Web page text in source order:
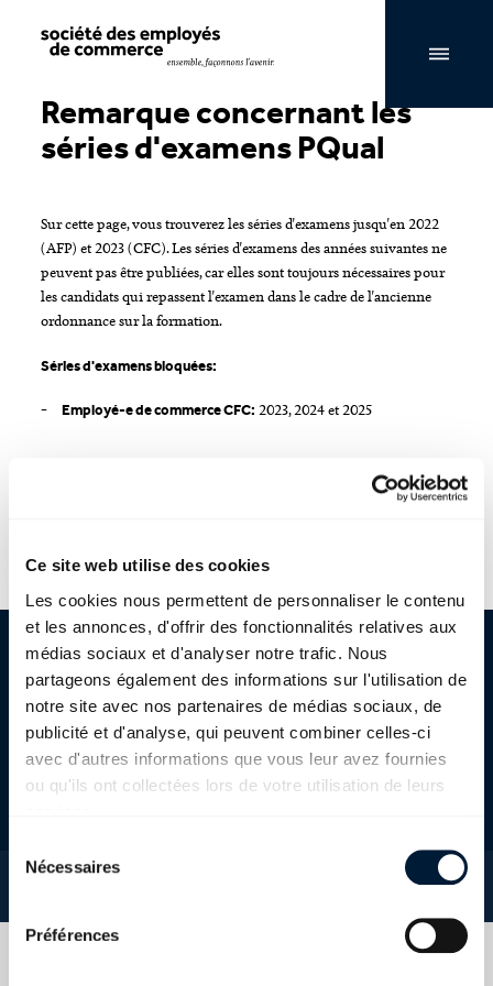
Ce site web utilise des cookies
Les cookies nous permettent de personnaliser le contenu
et les annonces, d'offrir des fonctionnalités relatives aux
médias sociaux et d'analyser notre trafic. Nous
partageons également des informations sur l'utilisation de
notre site avec nos partenaires de médias sociaux, de
publicité et d'analyse, qui peuvent combiner celles-ci
avec d'autres informations que vous leur avez fournies
ou qu'ils ont collectées lors de votre utilisation de leurs
Nécessaires
Préférences
Remarque concernant les
séries d'examens PQual
Sur cette page, vous trouverez les séries d'examens jusqu'en 2022
(AFP) et 2023 (CFC). Les séries d'examens des années suivantes ne
peuvent pas être publiées, car elles sont toujours nécessaires pour
les candidats qui repassent l'examen dans le cadre de l'ancienne
ordonnance sur la formation.
Séries d'examens bloquées:
Employé-e de commerce CFC: 2023, 2024 et 2025
Séries d'examen PQual
jusqu'au début de
l'apprentissage 2022